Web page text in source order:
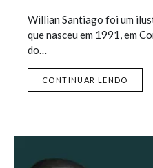
Willian Santiago foi um
que nasceu em 1991, em
do…
CONTINUAR LENDO